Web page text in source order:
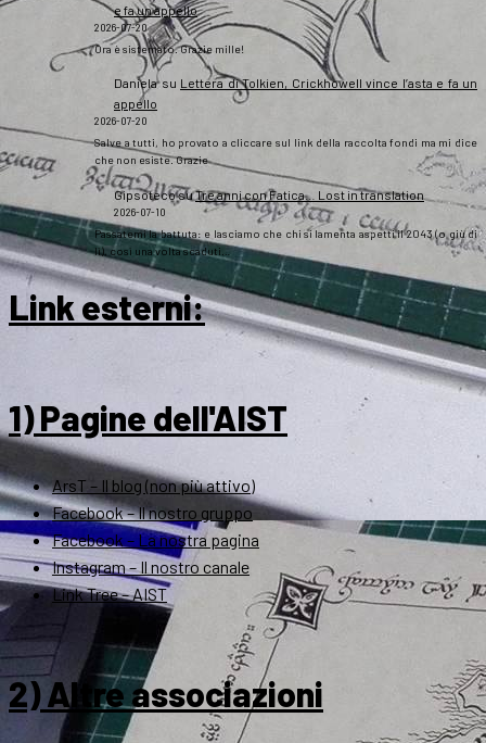
e fa un appello
2026-07-20
Ora è sistemato. Grazie mille!
Danielasu Lettera di Tolkien, Crickhowell vince l’asta e fa un
appello
2026-07-20
Salve a tutti, ho provato a cliccare sul link della raccolta fondi ma mi dice
che non esiste. Grazie
GipsotecosuTre anni con Fatica… Lost in translation
2026-07-10
Passatemi la battuta: e lasciamo che chi si lamenta aspetti il 2043 (o giù di
lì), così una volta scaduti…
Link esterni:
1) Pagine dell'AIST
ArsT – Il blog (non più attivo)
Facebook – Il nostro gruppo
Facebook – La nostra pagina
Instagram – Il nostro canale
Link Tree – AIST
2) Altre associazioni